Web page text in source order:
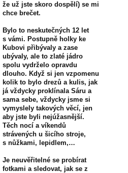
že už jste skoro dospělí) se mi
chce brečet.
Bylo to neskutečných 12 let
s vámi. Postupně holky ke
Kubovi přibývaly a zase
ubývaly, ale to zlaté jádro
spolu vydrželo opravdu
dlouho. Když si jen vzpomenu
kolik to bylo drezů a kulis, jak
já vždycky proklínala Sáru a
sama sebe, vždycky jsme si
vymyslely takových věcí, jen
aby jste byli nejúžasnější.
Těch nocí a víkendů
strávených u šicího stroje,
s nůžkami, lepidlem,…
Je neuvěřitelné se probírat
fotkami a sledovat, jak se z